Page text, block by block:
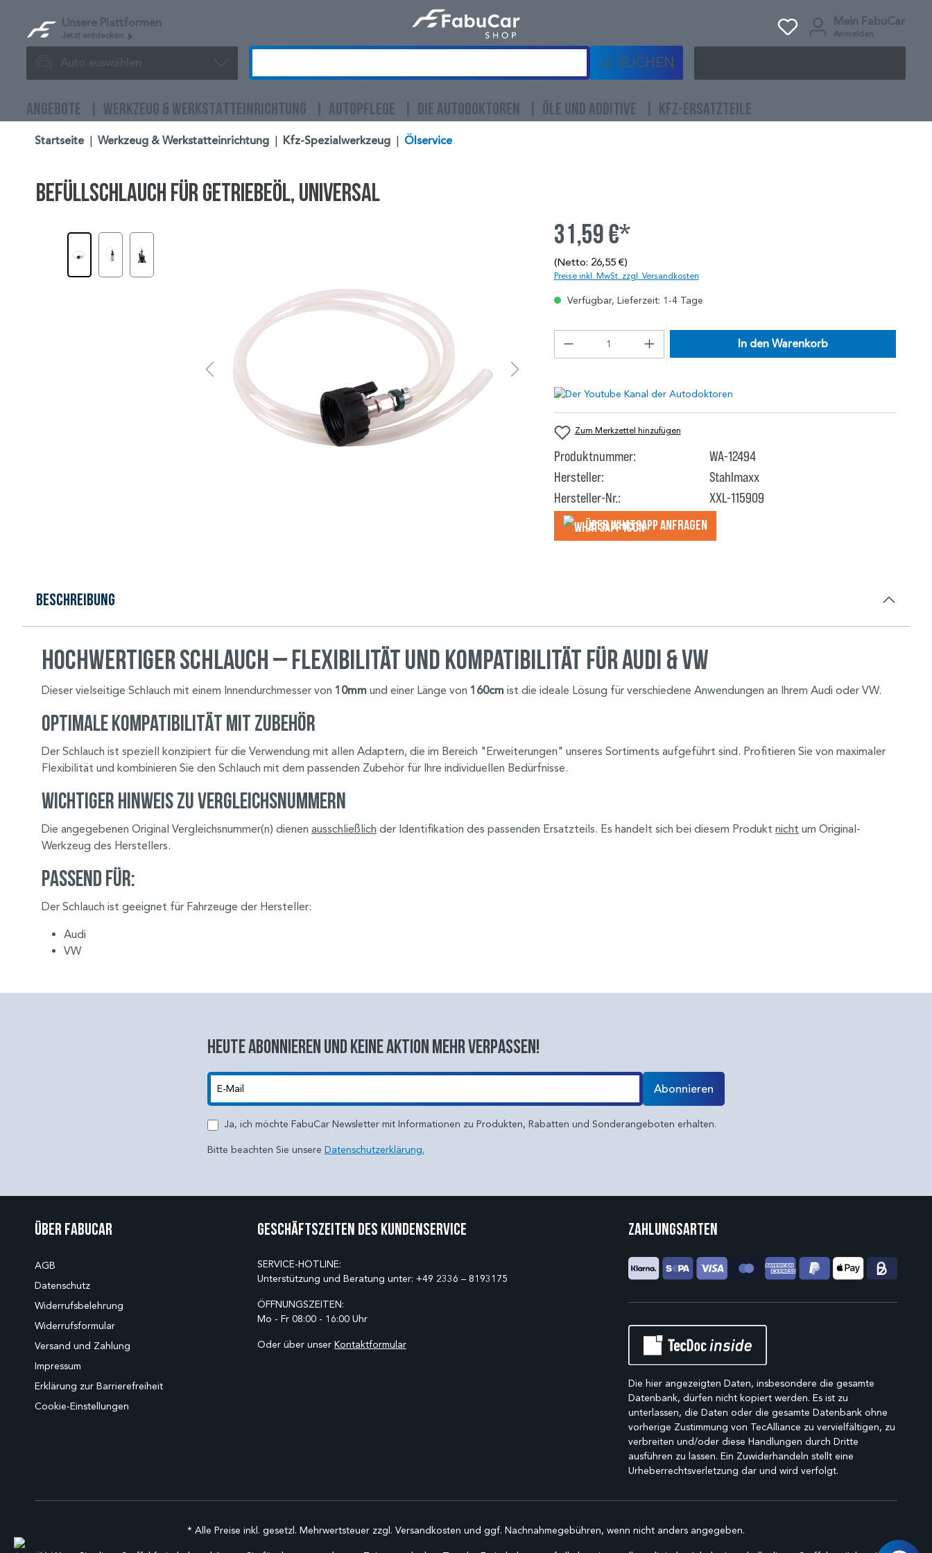
Unsere Plattformen
Jetzt entdecken
Mein FabuCar
Anmelden
Auto auswählen SUCHEN
ANGEBOTE WERKZEUG & WERKSTATTEINRICHTUNG AUTOPFLEGE DIE AUTODOKTOREN ÖLE UND ADDITIVE KFZ-ERSATZTEILE
Startseite Werkzeug & Werkstatteinrichtung Kfz-Spezialwerkzeug Ölservice
Befüllschlauch für Getriebeöl, Universal
31,59 €*
(Netto: 26,55 €)
Preise inkl. MwSt. zzgl. Versandkosten
Verfügbar, Lieferzeit: 1-4 Tage
In den Warenkorb
Zum Merkzettel hinzufügen
Produktnummer:
WA-12494
Hersteller:
Stahlmaxx
Hersteller-Nr.:
XXL-115909
Über WhatsApp anfragеn
Beschreibung
Hochwertiger Schlauch – Flexibilität und Kompatibilität für Audi & VW
Dieser vielseitige Schlauch mit einem Innendurchmesser von 10mm und einer Länge von 160cm ist die ideale Lösung für verschiedene Anwendungen an Ihrem Audi oder VW.
Optimale Kompatibilität mit Zubehör
Der Schlauch ist speziell konzipiert für die Verwendung mit allen Adaptern, die im Bereich "Erweiterungen" unseres Sortiments aufgeführt sind. Profitieren Sie von maximaler
Flexibilität und kombinieren Sie den Schlauch mit dem passenden Zubehör für Ihre individuellen Bedürfnisse.
Wichtiger Hinweis zu Vergleichsnummern
Die angegebenen Original Vergleichsnummer(n) dienen ausschließlich der Identifikation des passenden Ersatzteils. Es handelt sich bei diesem Produkt nicht um Original-
Werkzeug des Herstellers.
Passend für:
Der Schlauch ist geeignet für Fahrzeuge der Hersteller:
Audi
VW
Heute abonnieren und keine aktion mehr verpassen!
Abonnieren
Ja, ich möchte FabuCar Newsletter mit Informationen zu Produkten, Rabatten und Sonderangeboten erhalten.
Bitte beachten Sie unsere Datenschutzerklärung.
Über Fabucar
AGB
Datenschutz
Widerrufsbelehrung
Widerrufsformular
Versand und Zahlung
Impressum
Erklärung zur Barrierefreiheit
Cookie-Einstellungen
Geschäftszeiten des Kundenservice
SERVICE-HOTLINE:
Unterstützung und Beratung unter: +49 2336 – 8193175
ÖFFNUNGSZEITEN:
Mo - Fr 08:00 - 16:00 Uhr
Oder über unser Kontaktformular
Zahlungsarten
Die hier angezeigten Daten, insbesondere die gesamte
Datenbank, dürfen nicht kopiert werden. Es ist zu
unterlassen, die Daten oder die gesamte Datenbank ohne
vorherige Zustimmung von TecAlliance zu vervielfältigen, zu
verbreiten und/oder diese Handlungen durch Dritte
ausführen zu lassen. Ein Zuwiderhandeln stellt eine
Urheberrechtsverletzung dar und wird verfolgt.
* Alle Preise inkl. gesetzl. Mehrwertsteuer zzgl. Versandkosten und ggf. Nachnahmegebühren, wenn nicht anders angegeben.